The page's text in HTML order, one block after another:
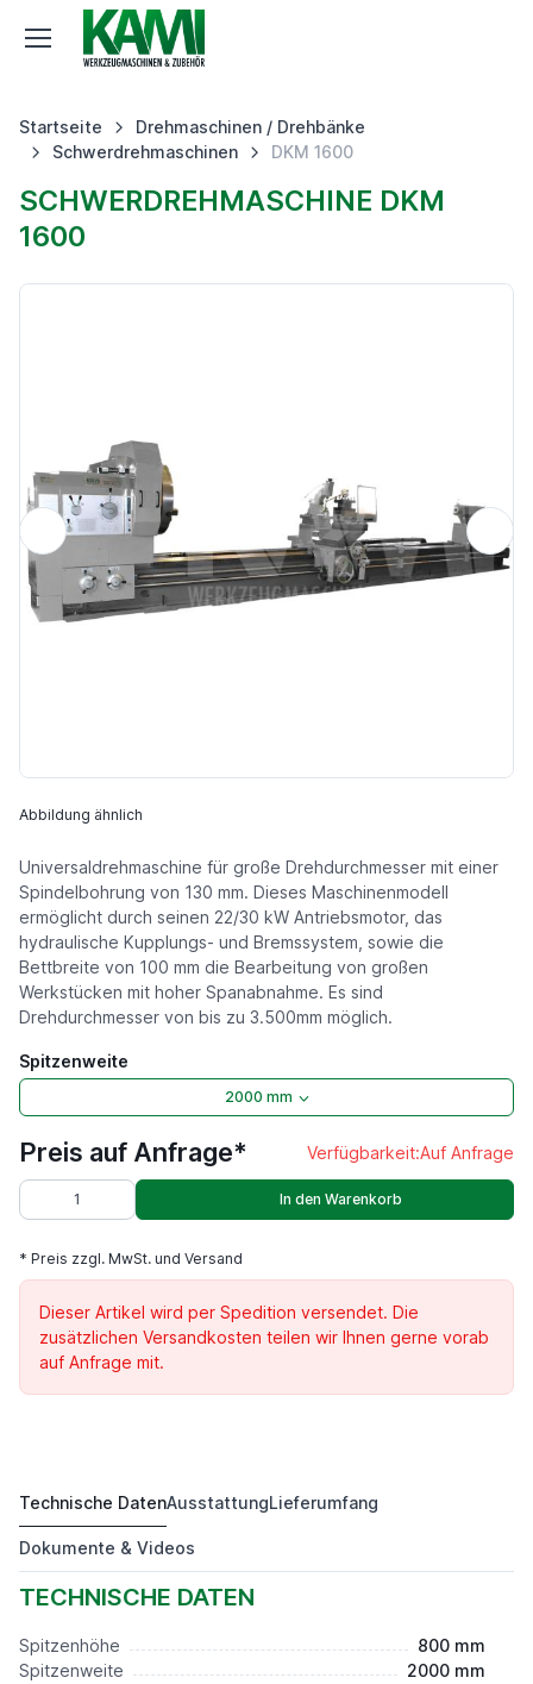
Startseite
Drehmaschinen / Drehbänke
Schwerdrehmaschinen
DKM 1600
SCHWERDREHMASCHINE DKM
1600
Abbildung ähnlich
Universaldrehmaschine für große Drehdurchmesser mit einer
Spindelbohrung von 130 mm. Dieses Maschinenmodell
ermöglicht durch seinen 22/30 kW Antriebsmotor, das
hydraulische Kupplungs- und Bremssystem, sowie die
Bettbreite von 100 mm die Bearbeitung von großen
Werkstücken mit hoher Spanabnahme. Es sind
Drehdurchmesser von bis zu 3.500mm möglich.
Spitzenweite
2000 mm
Preis auf Anfrage* Verfügbarkeit:Auf Anfrage
In den Warenkorb
* Preis zzgl. MwSt. und Versand
Dieser Artikel wird per Spedition versendet. Die
zusätzlichen Versandkosten teilen wir Ihnen gerne vorab
auf Anfrage mit.
DKM 1600
Preis auf Anfrage*
Technische DatenAusstattungLieferumfang
Dokumente & Videos
TECHNISCHE DATEN
Spitzenhöhe
800 mm
Spitzenweite
2000 mm